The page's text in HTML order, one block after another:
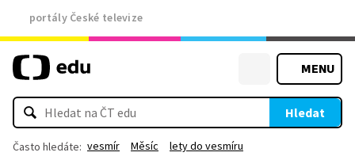
portály České televize
MENU
Hledat
Často hledáte: vesmír Měsíc lety do vesmíru